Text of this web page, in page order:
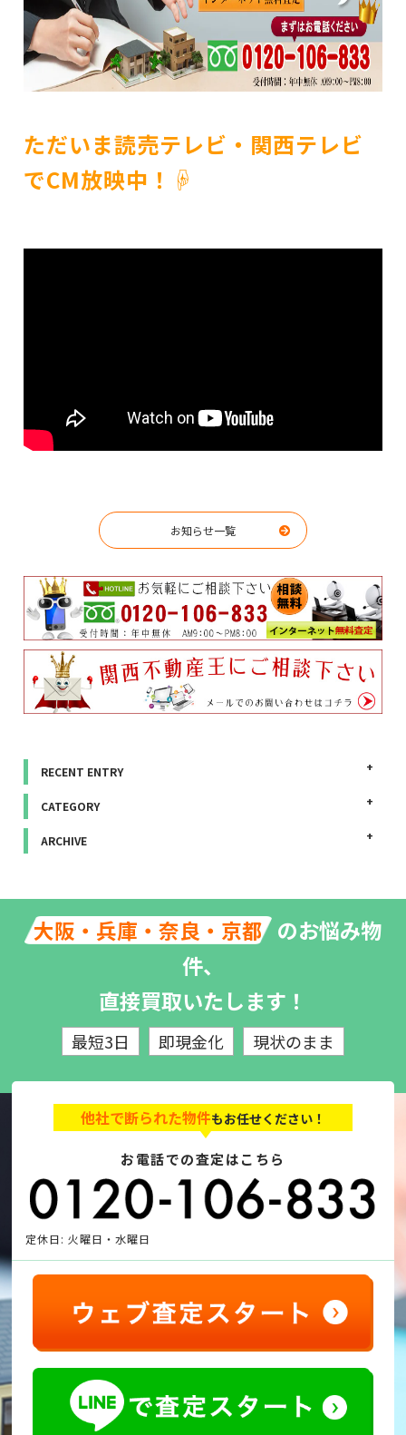
ただいま読売テレビ・関西テレビ
でCM放映中！☟
お知らせ一覧
RECENT ENTRY
CATEGORY
ARCHIVE
大阪・兵庫・奈良・京都 のお悩み物
件、
直接買取いたします！
最短3日 即現金化 現状のまま
他社で断られた物件もお任せください！
お電話での査定はこちら
定休日: 火曜日・水曜日